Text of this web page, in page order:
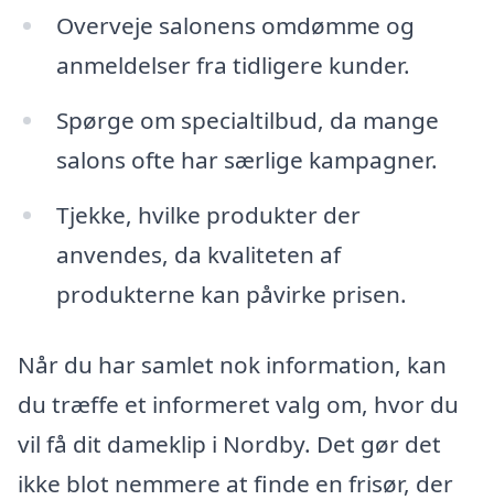
Overveje salonens omdømme og
anmeldelser fra tidligere kunder.
Spørge om specialtilbud, da mange
salons ofte har særlige kampagner.
Tjekke, hvilke produkter der
anvendes, da kvaliteten af
produkterne kan påvirke prisen.
Når du har samlet nok information, kan
du træffe et informeret valg om, hvor du
vil få dit dameklip i Nordby. Det gør det
ikke blot nemmere at finde en frisør, der